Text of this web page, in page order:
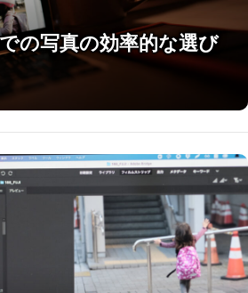
の写真の効率的な選び